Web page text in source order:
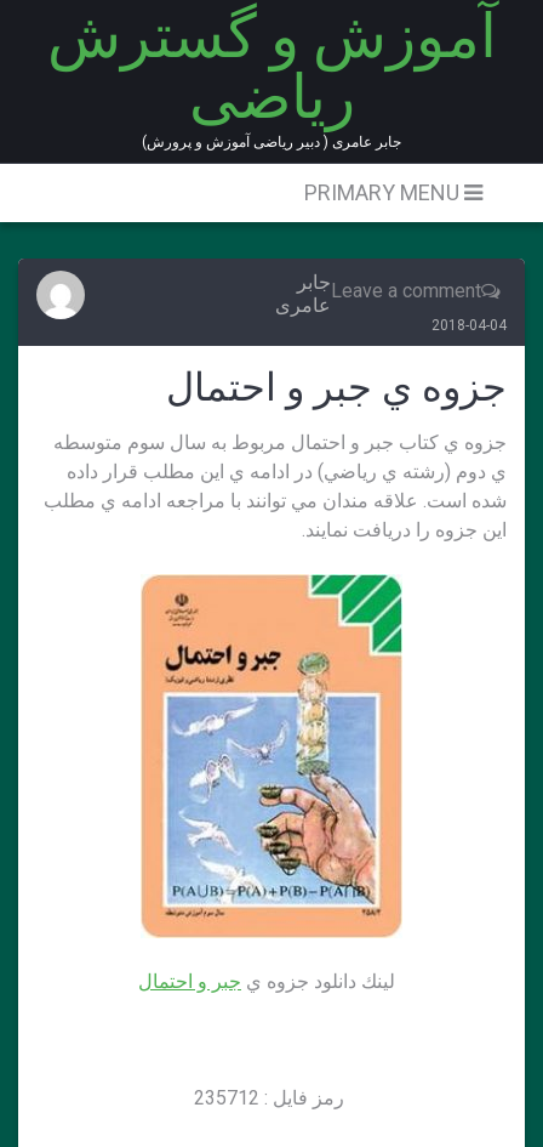
آموزش و گسترش
ریاضی
جابر عامری ( دبیر ریاضی آموزش و پرورش)
Leave a commentجابر
عامری
2018-04-04
جزوه ي جبر و احتمال
جزوه ي كتاب جبر و احتمال مربوط به سال سوم متوسطه
ي دوم (رشته ي رياضي) در ادامه ي اين مطلب قرار داده
شده است. علاقه مندان مي توانند با مراجعه ادامه ي مطلب
اين جزوه را دريافت نمايند.
لينك دانلود جزوه ي جبر و احتمال
رمز فايل : 235712